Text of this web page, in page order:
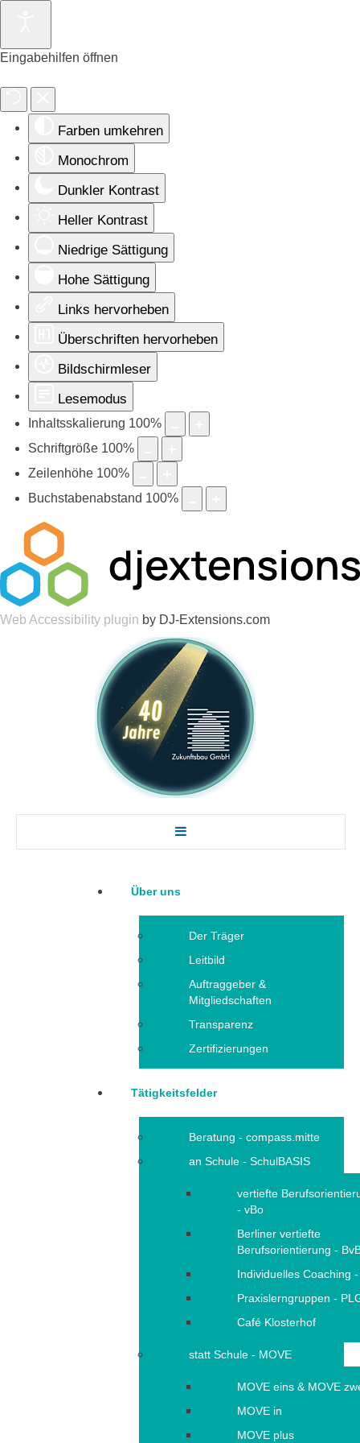
Eingabehilfen öffnen
Farben umkehren
Monochrom
Dunkler Kontrast
Heller Kontrast
Niedrige Sättigung
Hohe Sättigung
Links hervorheben
Überschriften hervorheben
Bildschirmleser
Lesemodus
Inhaltsskalierung 100%
Schriftgröße 100%
Zeilenhöhe 100%
Buchstabenabstand 100%
Web Accessibility plugin by DJ-Extensions.com
Über uns
Der Träger
Leitbild
Auftraggeber &
Mitgliedschaften
Transparenz
Zertifizierungen
Tätigkeitsfelder
Beratung - compass.mitte
an Schule - SchulBASIS
vertiefte
- vBo
Berliner vertiefte
Berufsorientierung -
Individuelles Coaching
Praxislerngruppen -
Café Klosterhof
statt Schule - MOVE
MOVE eins & MOVE
MOVE in
MOVE plus